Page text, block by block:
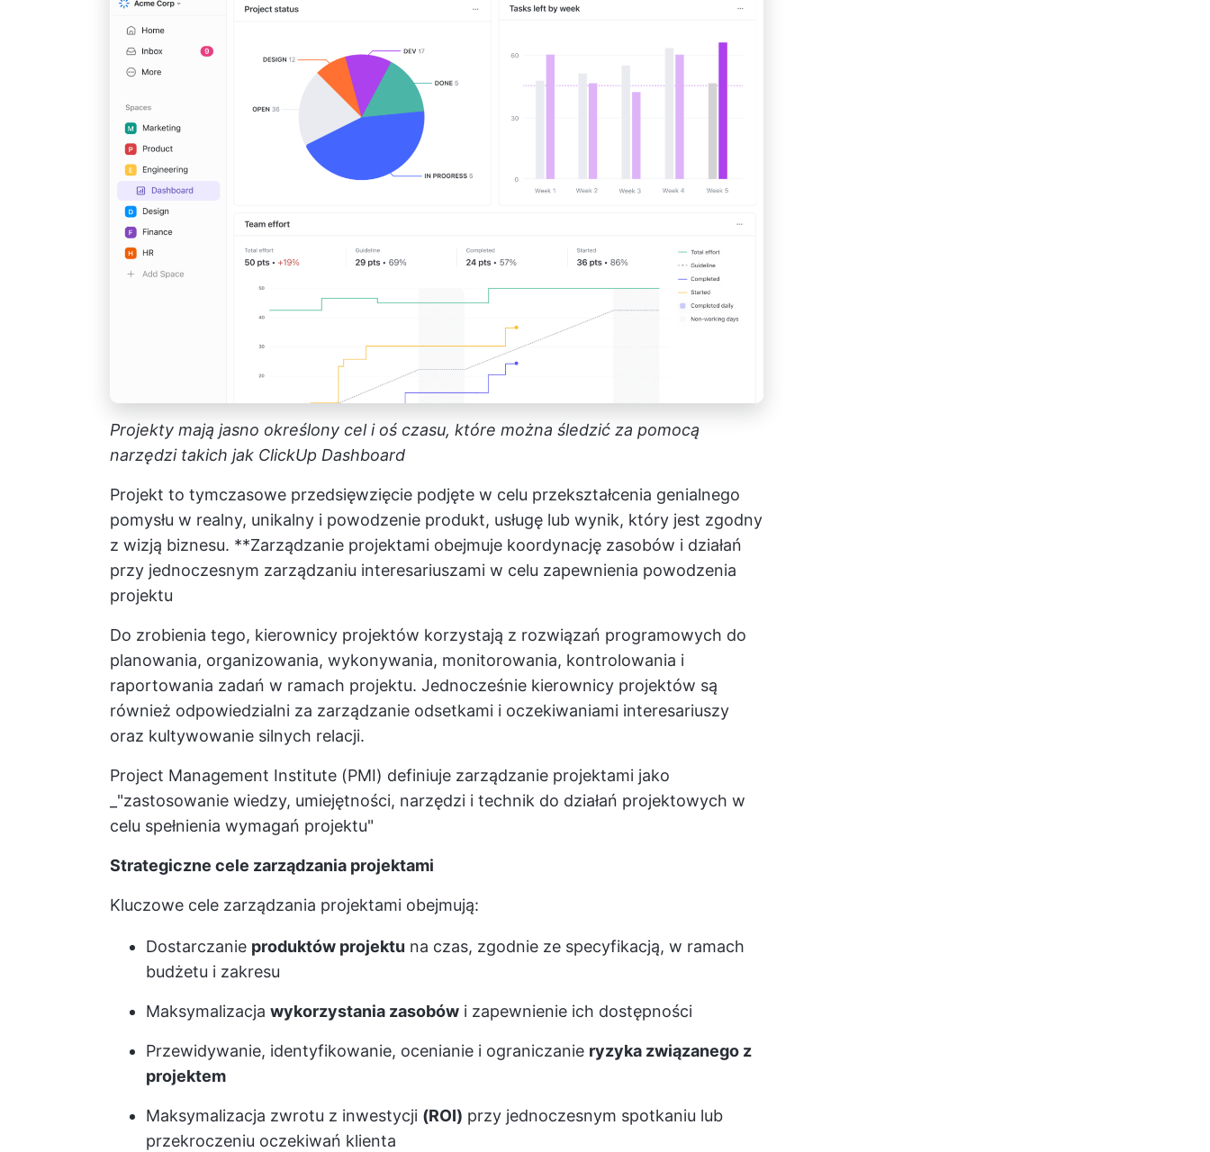
Projekty mają jasno określony cel i oś czasu, które można śledzić za pomocą
narzędzi takich jak ClickUp Dashboard
Projekt to tymczasowe przedsięwzięcie podjęte w celu przekształcenia genialnego
pomysłu w realny, unikalny i powodzenie produkt, usługę lub wynik, który jest zgodny
z wizją biznesu. **Zarządzanie projektami obejmuje koordynację zasobów i działań
przy jednoczesnym zarządzaniu interesariuszami w celu zapewnienia powodzenia
projektu
Do zrobienia tego, kierownicy projektów korzystają z rozwiązań programowych do
planowania, organizowania, wykonywania, monitorowania, kontrolowania i
raportowania zadań w ramach projektu. Jednocześnie kierownicy projektów są
również odpowiedzialni za zarządzanie odsetkami i oczekiwaniami interesariuszy
oraz kultywowanie silnych relacji.
Project Management Institute (PMI) definiuje zarządzanie projektami jako
_"zastosowanie wiedzy, umiejętności, narzędzi i technik do działań projektowych w
celu spełnienia wymagań projektu"
Strategiczne cele zarządzania projektami
Kluczowe cele zarządzania projektami obejmują:
Dostarczanie produktów projektu na czas, zgodnie ze specyfikacją, w ramach
budżetu i zakresu
Maksymalizacja wykorzystania zasobów i zapewnienie ich dostępności
Przewidywanie, identyfikowanie, ocenianie i ograniczanie ryzyka związanego z
projektem
Maksymalizacja zwrotu z inwestycji (ROI) przy jednoczesnym spotkaniu lub
przekroczeniu oczekiwań klienta